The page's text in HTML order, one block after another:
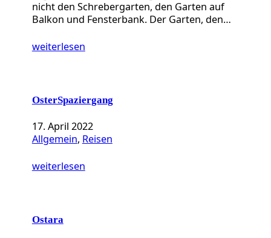
nicht den Schrebergarten, den Garten auf
Balkon und Fensterbank. Der Garten, den…
weiterlesen
OsterSpaziergang
17. April 2022
Allgemein, Reisen
weiterlesen
Ostara